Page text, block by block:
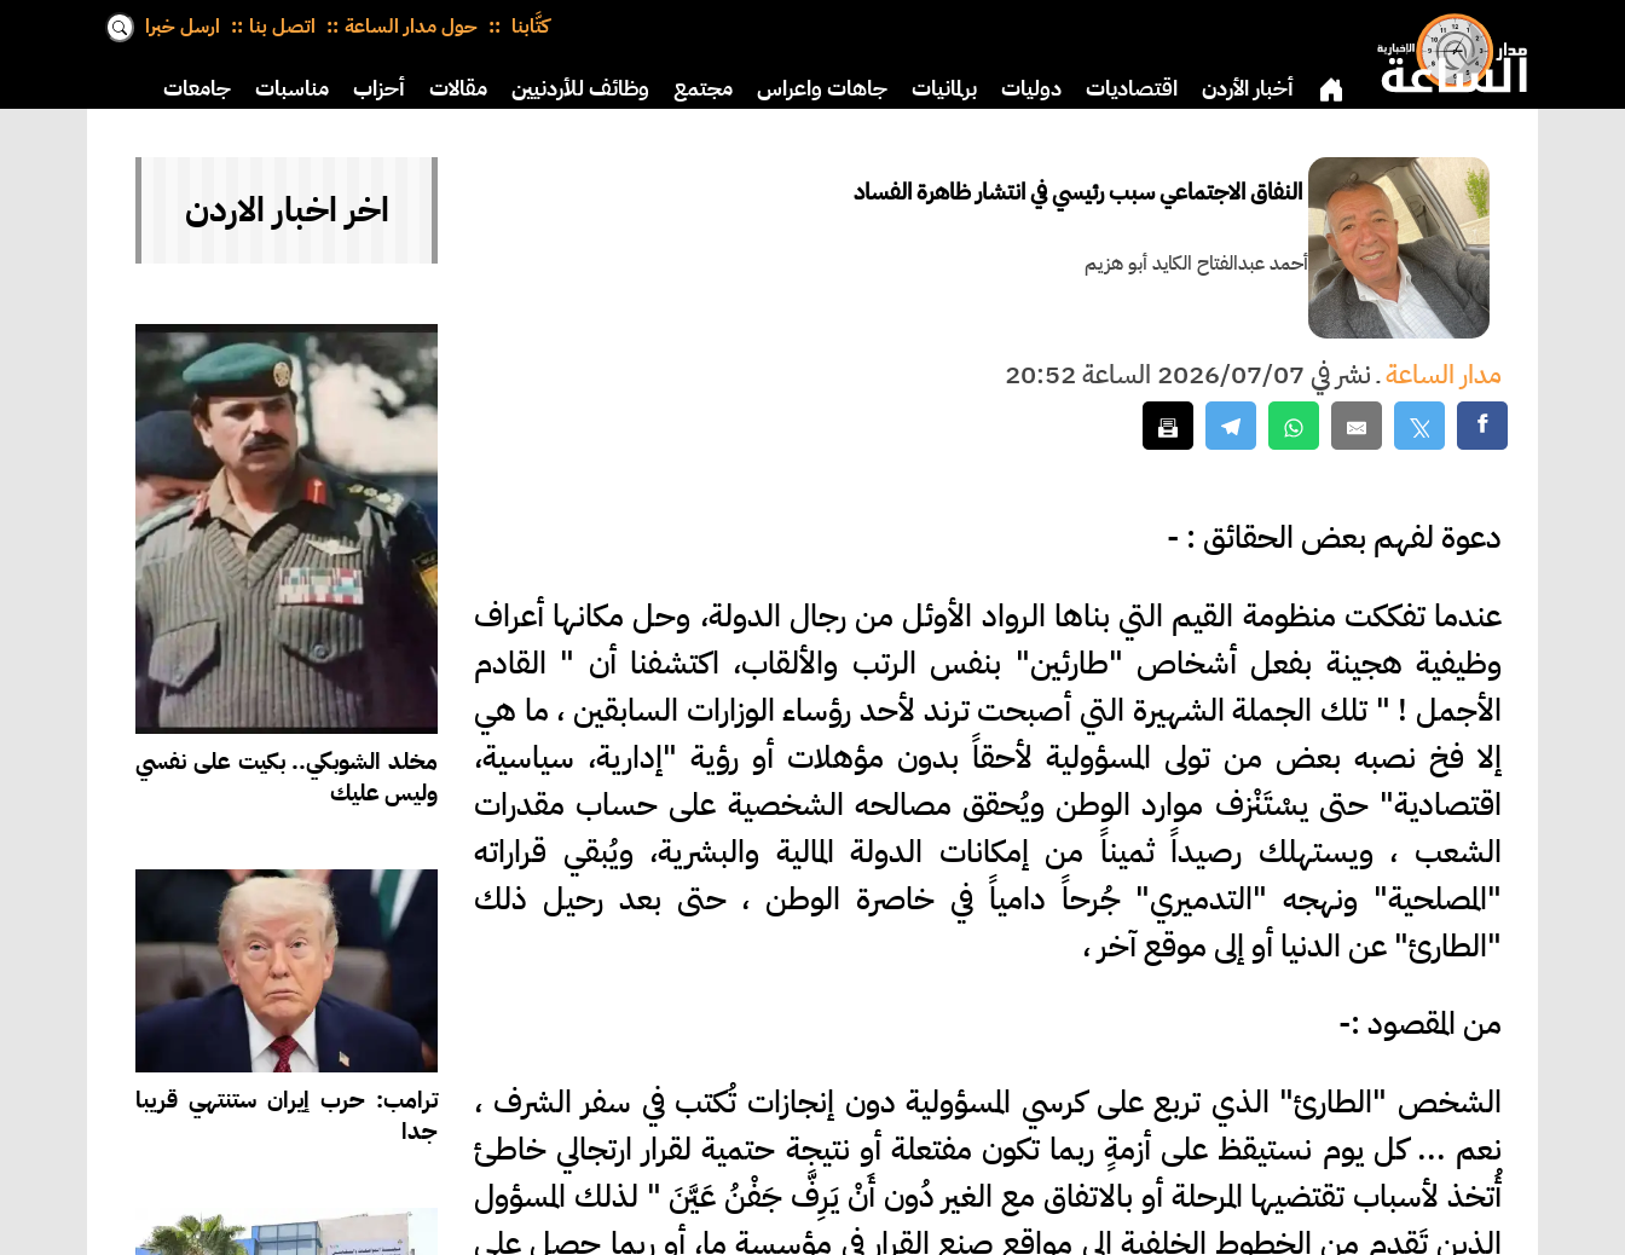
كتَّابنا حول مدار الساعة اتصل بنا ارسل خبرا
أخبار الأردن اقتصاديات دوليات برلمانيات جاهات واعراس مجتمع وظائف للأردنيين مقالات أحزاب مناسبات جامعات
النفاق الاجتماعي سبب رئيسي في انتشار ظاهرة الفساد
أحمد عبدالفتاح الكايد أبو هزيم
مدار الساعةـنشر في 2026/07/07 الساعة 20:52
دعوة لفهم بعض الحقائق : -
عندما تفككت منظومة القيم التي بناها الرواد الأوئل من رجال الدولة، وحل مكانها أعراف
وظيفية هجينة بفعل أشخاص "طارئين" بنفس الرتب والألقاب، اكتشفنا أن " القادم
الأجمل ! " تلك الجملة الشهيرة التي أصبحت ترند لأحد رؤساء الوزارات السابقين ، ما هي
إلا فخ نصبه بعض من تولى المسؤولية لأحقاً بدون مؤهلات أو رؤية "إدارية، سياسية،
اقتصادية" حتى يسْتَنْزف موارد الوطن ويُحقق مصالحه الشخصية على حساب مقدرات
الشعب ، ويستهلك رصيداً ثميناً من إمكانات الدولة المالية والبشرية، ويُبقي قراراته
"المصلحية" ونهجه "التدميري" جُرحاً دامياً في خاصرة الوطن ، حتى بعد رحيل ذلك
"الطارئ" عن الدنيا أو إلى موقع آخر ،
من المقصود :-
الشخص "الطارئ" الذي تربع على كرسي المسؤولية دون إنجازات تُكتب في سفر الشرف ،
نعم ... كل يوم نستيقظ على أزمةٍ ربما تكون مفتعلة أو نتيجة حتمية لقرار ارتجالي خاطئ
أُتخذ لأسباب تقتضيها المرحلة أو بالاتفاق مع الغير دُون أَنْ يَرِفَّ جَفْنُ عَيَّنَ " لذلك المسؤول
الذين تَقدم من الخطوط الخلفية إلى مواقع صنع القرار في مؤسسةٍ ما، أو ربما حصل على
اخر اخبار الاردن
مخلد الشوبكي.. بكيت على نفسي
وليس عليك
ترامب: حرب إيران ستنتهي قريبا
جدا